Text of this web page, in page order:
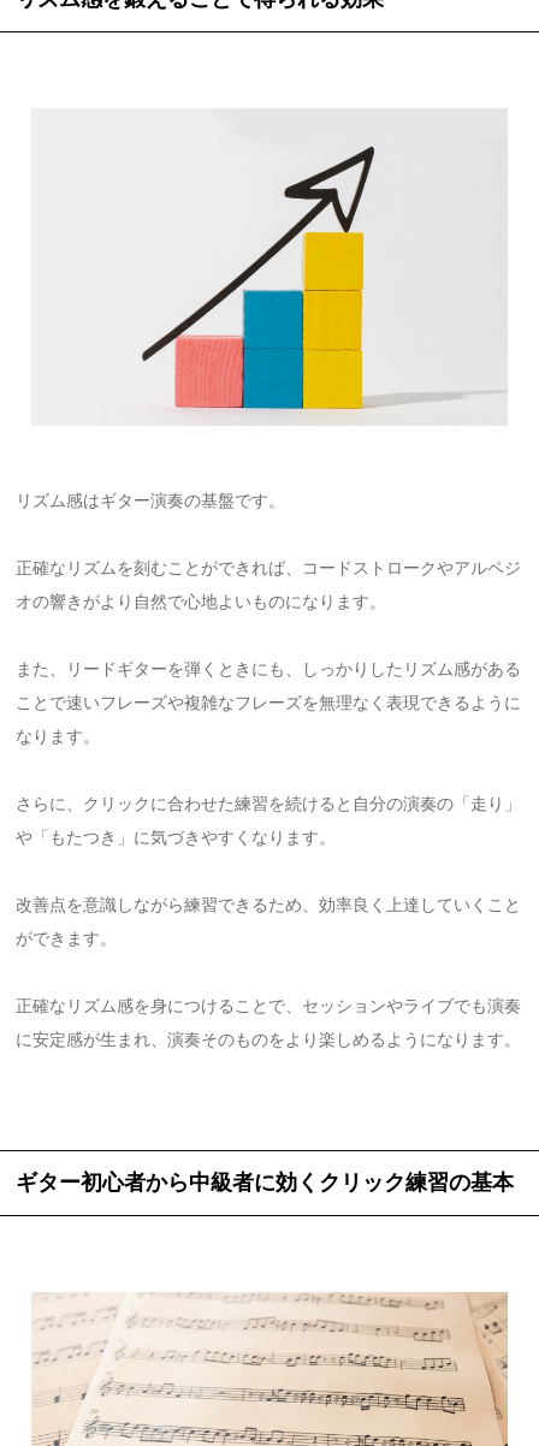
リズム感はギター演奏の基盤です。
正確なリズムを刻むことができれば、コードストロークやアルペジ
オの響きがより自然で心地よいものになります。
また、リードギターを弾くときにも、しっかりしたリズム感がある
ことで速いフレーズや複雑なフレーズを無理なく表現できるように
なります。
さらに、クリックに合わせた練習を続けると自分の演奏の「走り」
や「もたつき」に気づきやすくなります。
改善点を意識しながら練習できるため、効率良く上達していくこと
ができます。
正確なリズム感を身につけることで、セッションやライブでも演奏
に安定感が生まれ、演奏そのものをより楽しめるようになります。
ギター初心者から中級者に効くクリック練習の基本